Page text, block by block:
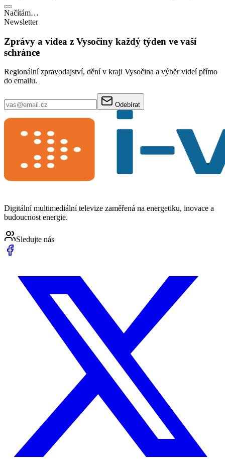
Načítám…
Newsletter
Zprávy a videa z Vysočiny každý týden ve vaší
schránce
Regionální zpravodajství, dění v kraji Vysočina a výběr videí přímo
do emailu.
Odebírat
Digitální multimediální televize zaměřená na energetiku, inovace a
budoucnost energie.
Sledujte nás